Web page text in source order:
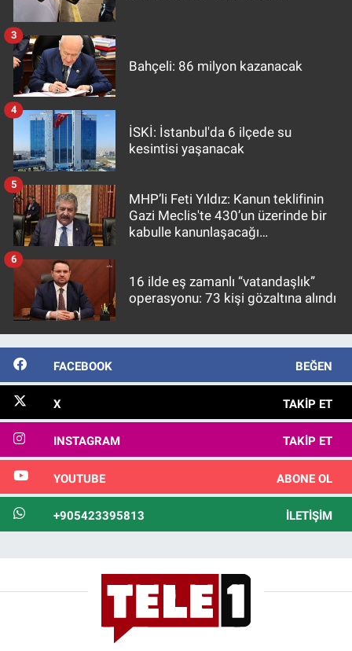
Bahçeli: 86 milyon kazanacak
3
İSKİ: İstanbul'da 6 ilçede su
kesintisi yaşanacak
4
MHP’li Feti Yıldız: Kanun teklifinin
Gazi Meclis'te 430’un üzerinde bir
kabulle kanunlaşacağı
5
16 ilde eş zamanlı “vatandaşlık”
operasyonu: 73 kişi gözaltına alındı
6
FACEBOOK BEĞEN
X TAKIP ET
INSTAGRAM TAKIP ET
YOUTUBE ABONE OL
+905423395813 İLETIŞIM